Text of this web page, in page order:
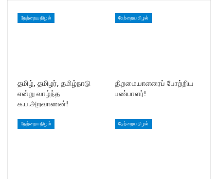
நேற்றைய நிழல்
தமிழ், தமிழர், தமிழ்நாடு
என்று வாழ்ந்த
க.ப.அறவாணன்!
நேற்றைய நிழல்
திறமையாளரைப் போற்றிய
பண்பாளர்!
நேற்றைய நிழல் நேற்றைய நிழல்